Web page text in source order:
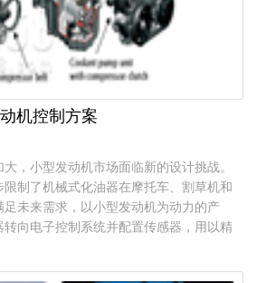
机控制方案
，小型发动机市场面临新的设计挑战。
制了机械式化油器在摩托车、割草机和
未来需求，以小型发动机为动力的产
向电子控制系统并配置传感器，用以精